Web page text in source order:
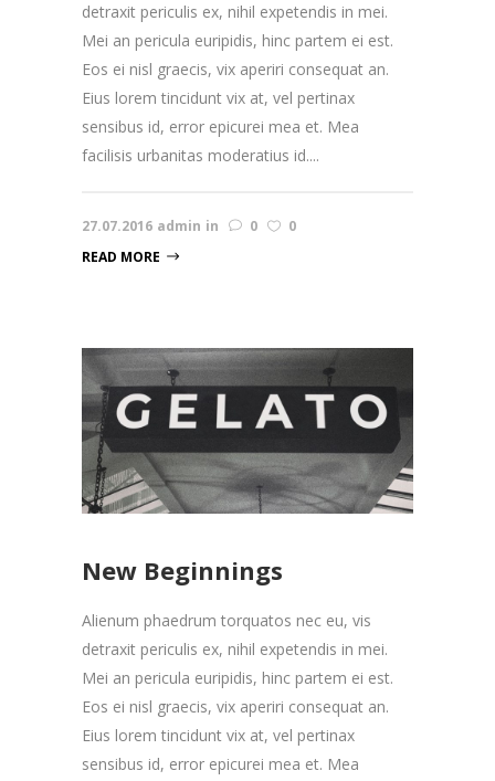
detraxit periculis ex, nihil expetendis in mei.
Mei an pericula euripidis, hinc partem ei est.
Eos ei nisl graecis, vix aperiri consequat an.
Eius lorem tincidunt vix at, vel pertinax
sensibus id, error epicurei mea et. Mea
facilisis urbanitas moderatius id....
27.07.2016 admin in 0
0
READ MORE
New Beginnings
Alienum phaedrum torquatos nec eu, vis
detraxit periculis ex, nihil expetendis in mei.
Mei an pericula euripidis, hinc partem ei est.
Eos ei nisl graecis, vix aperiri consequat an.
Eius lorem tincidunt vix at, vel pertinax
sensibus id, error epicurei mea et. Mea